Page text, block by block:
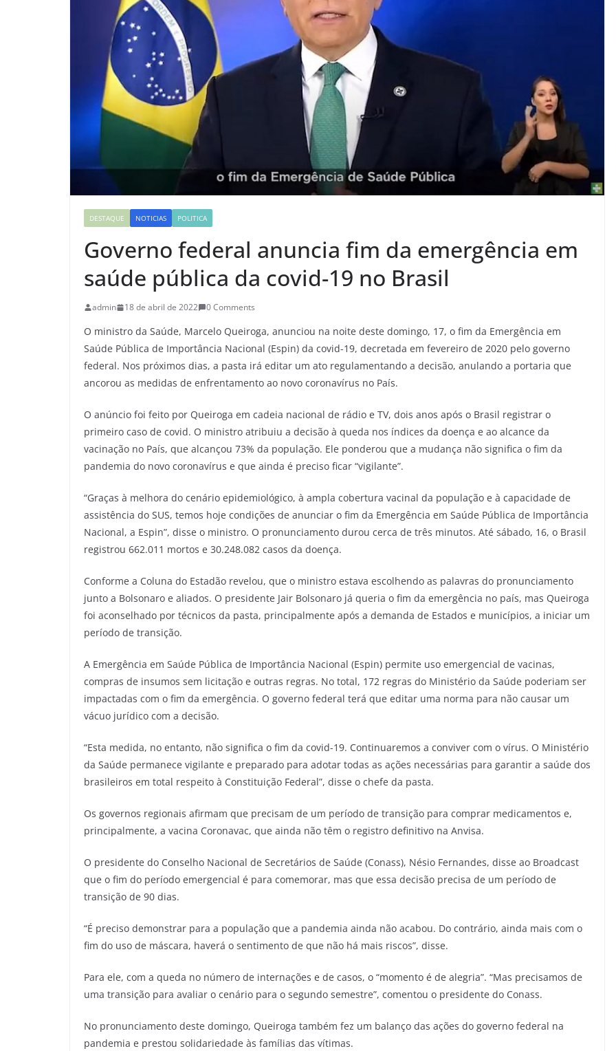
DESTAQUE NOTICIAS POLITICA
Governo federal anuncia fim da emergência em
saúde pública da covid-19 no Brasil
admin 18 de abril de 2022 0 Comments
O ministro da Saúde, Marcelo Queiroga, anunciou na noite deste domingo, 17, o fim da Emergência em
Saúde Pública de Importância Nacional (Espin) da covid-19, decretada em fevereiro de 2020 pelo governo
federal. Nos próximos dias, a pasta irá editar um ato regulamentando a decisão, anulando a portaria que
ancorou as medidas de enfrentamento ao novo coronavírus no País.
O anúncio foi feito por Queiroga em cadeia nacional de rádio e TV, dois anos após o Brasil registrar o
primeiro caso de covid. O ministro atribuiu a decisão à queda nos índices da doença e ao alcance da
vacinação no País, que alcançou 73% da população. Ele ponderou que a mudança não significa o fim da
pandemia do novo coronavírus e que ainda é preciso ficar “vigilante”.
“Graças à melhora do cenário epidemiológico, à ampla cobertura vacinal da população e à capacidade de
assistência do SUS, temos hoje condições de anunciar o fim da Emergência em Saúde Pública de Importância
Nacional, a Espin”, disse o ministro. O pronunciamento durou cerca de três minutos. Até sábado, 16, o Brasil
registrou 662.011 mortos e 30.248.082 casos da doença.
Conforme a Coluna do Estadão revelou, que o ministro estava escolhendo as palavras do pronunciamento
junto a Bolsonaro e aliados. O presidente Jair Bolsonaro já queria o fim da emergência no país, mas Queiroga
foi aconselhado por técnicos da pasta, principalmente após a demanda de Estados e municípios, a iniciar um
período de transição.
A Emergência em Saúde Pública de Importância Nacional (Espin) permite uso emergencial de vacinas,
compras de insumos sem licitação e outras regras. No total, 172 regras do Ministério da Saúde poderiam ser
impactadas com o fim da emergência. O governo federal terá que editar uma norma para não causar um
vácuo jurídico com a decisão.
“Esta medida, no entanto, não significa o fim da covid-19. Continuaremos a conviver com o vírus. O Ministério
da Saúde permanece vigilante e preparado para adotar todas as ações necessárias para garantir a saúde dos
brasileiros em total respeito à Constituição Federal”, disse o chefe da pasta.
Os governos regionais afirmam que precisam de um período de transição para comprar medicamentos e,
principalmente, a vacina Coronavac, que ainda não têm o registro definitivo na Anvisa.
O presidente do Conselho Nacional de Secretários de Saúde (Conass), Nésio Fernandes, disse ao Broadcast
que o fim do período emergencial é para comemorar, mas que essa decisão precisa de um período de
transição de 90 dias.
“É preciso demonstrar para a população que a pandemia ainda não acabou. Do contrário, ainda mais com o
fim do uso de máscara, haverá o sentimento de que não há mais riscos”, disse.
Para ele, com a queda no número de internações e de casos, o “momento é de alegria”. “Mas precisamos de
uma transição para avaliar o cenário para o segundo semestre”, comentou o presidente do Conass.
No pronunciamento deste domingo, Queiroga também fez um balanço das ações do governo federal na
pandemia e prestou solidariedade às famílias das vítimas.